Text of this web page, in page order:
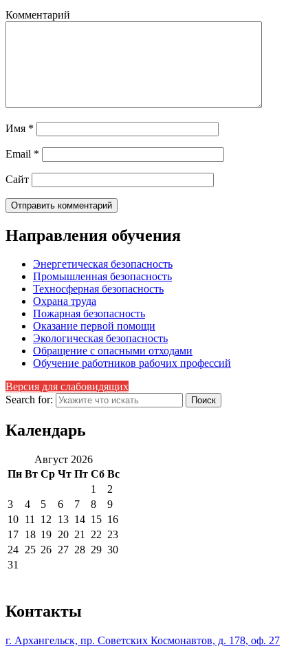
Комментарий
Имя *
Email *
Сайт
Направления обучения
Энергетическая безопасность
Промышленная безопасность
Техносферная безопасность
Охрана труда
Пожарная безопасность
Оказание первой помощи
Экологическая безопасность
Обращение с опасными отходами
Обучение работников рабочих профессий
Версия для слабовидящих
Search for:
Календарь
Август 2026
Пн Вт Ср Чт Пт Сб Вс
1
2
3
4 5 6 7 8
9
10 11 12 13 14 15 16
17 18 19 20 21 22 23
24 25 26 27 28 29 30
31
Контакты
г. Архангельск, пр. Советских Космонавтов, д. 178, оф. 27